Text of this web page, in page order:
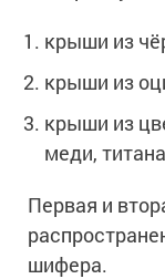
Растворители и
Шпатлевки для
Пищевая
Нефтегазовая
Жидкая
Для металла
Для фасада
Для бетонных
Для фасада
Для дерева
Для бетона
Промышленные
Промышленные
Холодное
крыши из
крыши из
крыши из
меди,
Первая и
шифера.